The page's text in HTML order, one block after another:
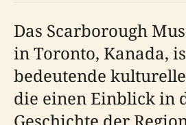
Das Scarborough
in Toronto, Kanada,
bedeutende
die einen Einblick in